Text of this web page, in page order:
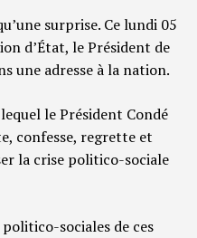
surprise. Ce lundi 05
d’État, le Président de
une adresse à la nation.
le Président Condé
confesse, regrette et
la crise politico-sociale
sociales de ces